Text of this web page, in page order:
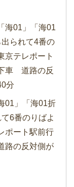
海01」「海01
られて4番の
京テレポート
車 道路の反
分
01」「海01折
6番のりばよ
ポート駅前行
の反対側が